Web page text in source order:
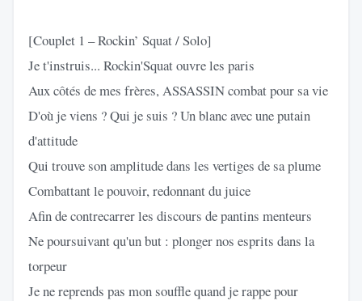
[Couplet 1 – Rockin’ Squat / Solo]
Je t'instruis... Rockin'Squat ouvre les paris
Aux côtés de mes frères, ASSASSIN combat pour sa vie
D'où je viens ? Qui je suis ? Un blanc avec une putain
d'attitude
Qui trouve son amplitude dans les vertiges de sa plume
Combattant le pouvoir, redonnant du juice
Afin de contrecarrer les discours de pantins menteurs
Ne poursuivant qu'un but : plonger nos esprits dans la
torpeur
Je ne reprends pas mon souffle quand je rappe pour